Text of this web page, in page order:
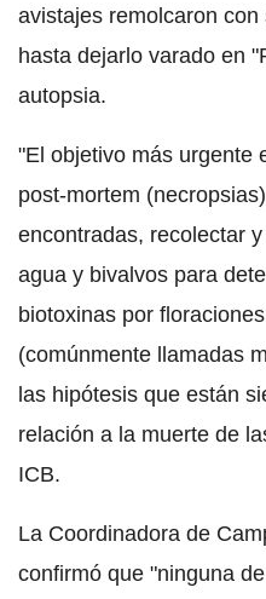
avistajes remolcaron
hasta dejarlo varado en
autopsia.
"El objetivo más urgente
post-mortem
encontradas, recolectar
agua y bivalvos para
biotoxinas por
(comúnmente llamadas
las hipótesis que están
relación a la muerte de
ICB.
La Coordinadora de
confirmó que "ninguna